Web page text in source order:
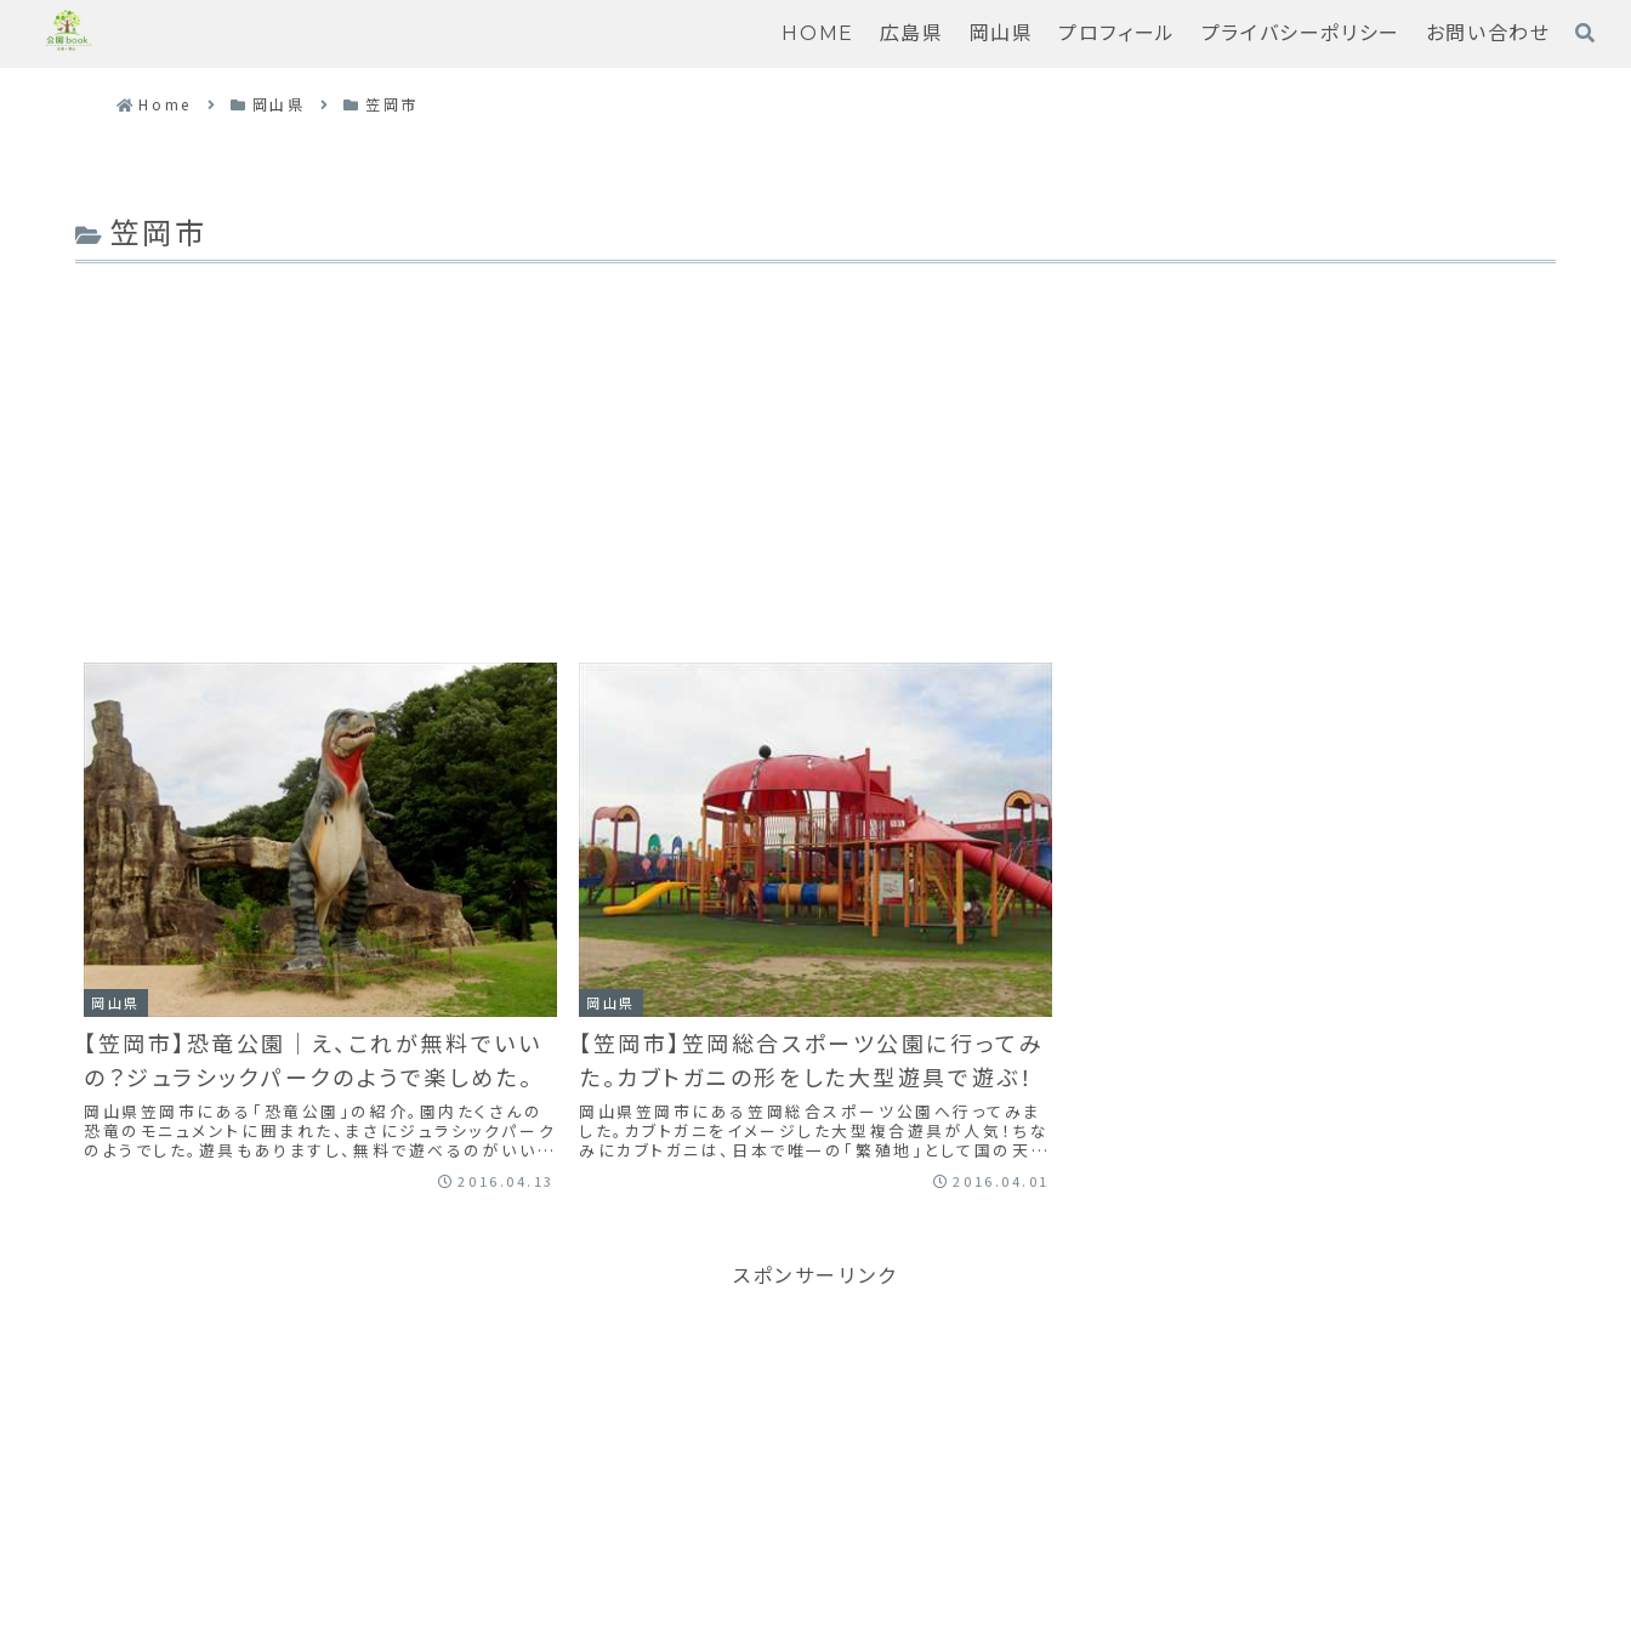
HOME 広島県 岡山県 プロフィール プライバシーポリシー お問い合わせ
Home 岡山県 笠岡市
笠岡市
岡山県
【笠岡市】恐竜公園｜え、これが無料でいい
の？ジュラシックパークのようで楽しめた。
岡山県笠岡市にある「恐竜公園」の紹介。園内たくさんの
恐竜のモニュメントに囲まれた、まさにジュラシックパーク
のようでした。遊具もありますし、無料で遊べるのがいいで
2016.04.13
岡山県
【笠岡市】笠岡総合スポーツ公園に行ってみ
た。カブトガニの形をした大型遊具で遊ぶ！
岡山県笠岡市にある笠岡総合スポーツ公園へ行ってみま
した。カブトガニをイメージした大型複合遊具が人気！ちな
みにカブトガニは、日本で唯一の「繁殖地」として国の天然
2016.04.01
スポンサーリンク